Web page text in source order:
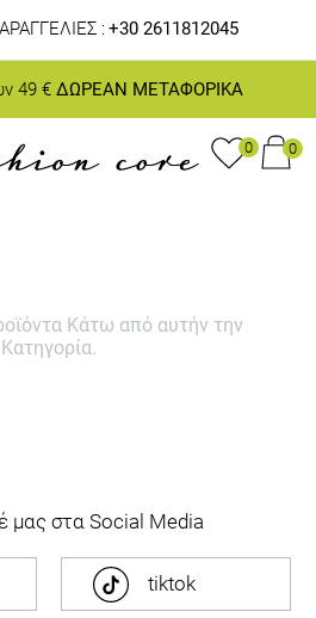
: +30 2611812045
49 € ΔΩΡΕΑΝ ΜΕΤΑΦΟΡΙΚΑ
0 0
Κάτω από αυτήν την
Κατηγορία.
μας στα Social Media
tiktok